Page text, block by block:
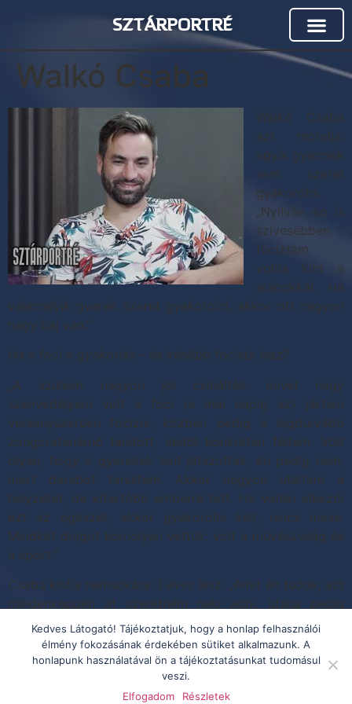
SZTÁRPORTRÉ
Walkó Csaba
Walkó Csaba
azt mondja:
egyik gyermek
sem szeret
gyakorolni.
„Nyilván én is
szívesebben
fociztam
volna kint a
srácokkal. Ha
valamelyik gyerek szeret gyakorolni, akkor ott nagyon
nagy baj van.”
Ha a foci a gyakorlás – és később focista lesz?
„A szüleim nagyon jól csinálták: mivel nagy
szenvedélyem volt a foci (a mai napig az) jártam
versenyszerűen focizni, közben pedig a legdurvább
zongoratanárnő tanított, akitől konkrétan féltem. Volt
olyan, hogy a gyerekek kint játszottak, én pedig nem,
mert darabot tanultam. Akkor nagyon utáltam a
helyzetet, de kitartóbb emberré tett. Ha valaki elkezdi
ezt az egészet, akkor gyakorolni kell, nincs mese.
Mindkét dolgot komolyan vettük: volt a művészvilág és
a sport.”
Csaba kisfia nemsokára 3 éves lesz: „Amit én tudok, azt
mindenképpen át szeretném neki adni, utána pedig
majd ő eldönti, hogy mivel szeretne foglalkozni.”
Megjelölténekes,magyar ,sztár,zene
Kedves Látogató! Tájékoztatjuk, hogy a honlap felhasználói
élmény fokozásának érdekében sütiket alkalmazunk. A
honlapunk használatával ön a tájékoztatásunkat tudomásul
veszi.
Elfogadom
Részletek